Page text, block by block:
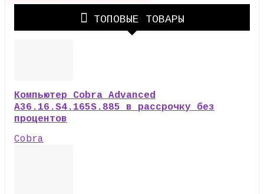
ТОПОВЫЕ ТОВАРЫ
Компьютер Cobra Advanced
A36.16.S4.165S.885 в рассрочку без
процентов
Cobra